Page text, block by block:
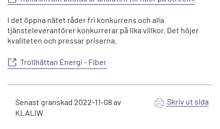
I det öppna nätet råder fri konkurrens och alla
tjänsteleverantörer konkurrerar på lika villkor. Det höjer
kvaliteten och pressar priserna.
Trollhättan Energi - Fiber
Senast granskad 2022-11-08av
KLALIW
Skriv ut sida